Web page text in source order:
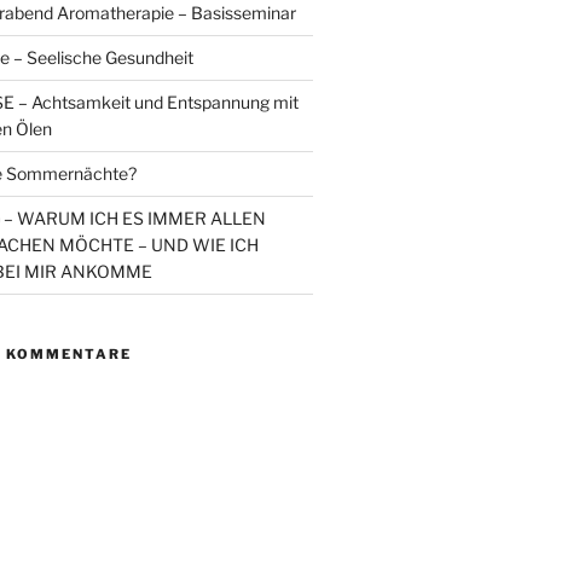
Aromatherapie – Basisseminar
– Seelische Gesundheit
– Achtsamkeit und Entspannung mit
Ölen
Sommernächte?
WARUM ICH ES IMMER ALLEN
MÖCHTE – UND WIE ICH
MIR ANKOMME
KOMMENTARE